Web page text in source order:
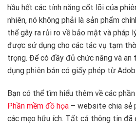
hầu hết các tính năng cốt lõi của
nhiên, nó không phải là sản phẩm
thể gây ra rủi ro về bảo mật và pháp
được sử dụng cho các tác vụ tạm
trọng. Để có đầy đủ chức năng và an
dụng phiên bản có giấy phép từ
Bạn có thể tìm hiểu thêm về các
Phần mềm đồ họa – website chia sẻ
các mẹo hữu ích. Tất cả thông tin đã